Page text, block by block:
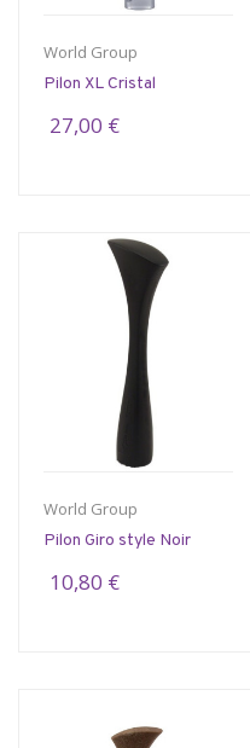
World Group
Pilon XL Cristal
27,00 €
World Group
Pilon Giro style Noir
10,80 €